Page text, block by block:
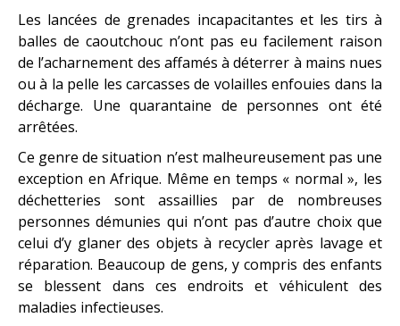
Les lancées de grenades incapacitantes et les tirs à
balles de caoutchouc n’ont pas eu facilement raison
de l’acharnement des affamés à déterrer à mains nues
ou à la pelle les carcasses de volailles enfouies dans la
décharge. Une quarantaine de personnes ont été
arrêtées.
Ce genre de situation n’est malheureusement pas une
exception en Afrique. Même en temps « normal », les
déchetteries sont assaillies par de nombreuses
personnes démunies qui n’ont pas d’autre choix que
celui d’y glaner des objets à recycler après lavage et
réparation. Beaucoup de gens, y compris des enfants
se blessent dans ces endroits et véhiculent des
maladies infectieuses.